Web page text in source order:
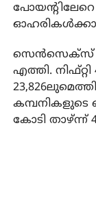
സെന്‍സെക്സ്
എത്തി.
കമ്പനികളുടെ
കോടി താഴ്ന്ന്